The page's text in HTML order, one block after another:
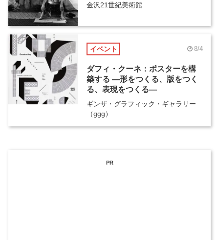
金沢21世紀美術館
イベント 8/4
ダフィ・クーネ：ポスターを構
築する ―形をつくる、版をつく
る、表現をつくる―
ギンザ・グラフィック・ギャラリー
（ggg）
PR